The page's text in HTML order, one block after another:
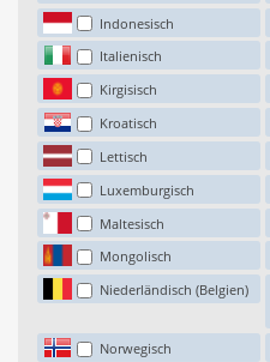
Indonesisch
Italienisch
Kirgisisch
Kroatisch
Lettisch
Luxemburgisch
Maltesisch
Mongolisch
Niederländisch (Belgien)
Norwegisch